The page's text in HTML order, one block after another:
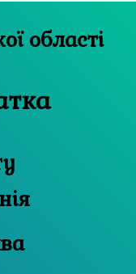
Сумської області